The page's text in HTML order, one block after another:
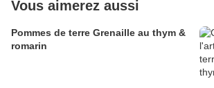
Vous aimerez aussi
Pommes de terre Grenaille au thym &
romarin